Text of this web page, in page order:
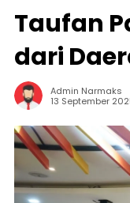
Taufan
dari
Admin Narmaks
13 September